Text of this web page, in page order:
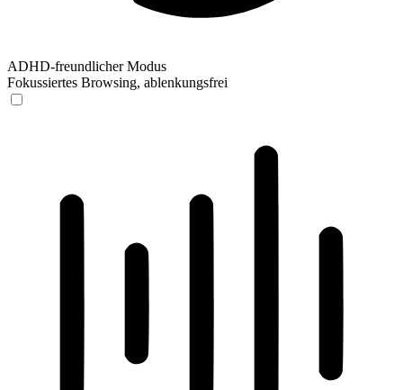
ADHD-freundlicher Modus
Fokussiertes Browsing, ablenkungsfrei